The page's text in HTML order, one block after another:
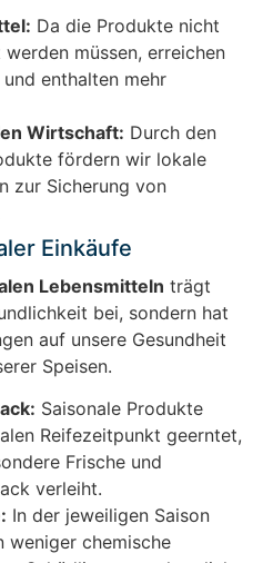
Da die Produkte nicht
müssen, erreichen
enthalten mehr
Wirtschaft: Durch den
fördern wir lokale
zur Sicherung von
Einkäufe
Lebensmitteln trägt
bei, sondern hat
auf unsere Gesundheit
Speisen.
Saisonale Produkte
Reifezeitpunkt geerntet,
Frische und
verleiht.
In der jeweiligen Saison
weniger chemische